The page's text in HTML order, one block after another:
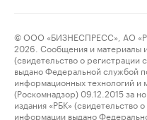
© ООО «БИЗНЕСПРЕСС», АО
2026. Сообщения и материалы
(свидетельство о
выдано Федеральной службой
информационных технологий и
(Роскомнадзор) 09.12.2015 за
издания «РБК» (свидетельство
информации выдано